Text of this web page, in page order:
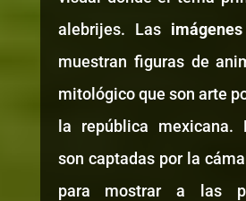
alebrijes. Las
muestran figuras de
mitológico que son arte
la república mexicana.
son captadas por la
para mostrar a las